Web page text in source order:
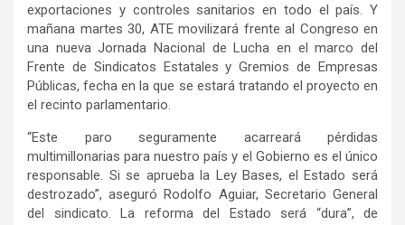
exportaciones y controles sanitarios en todo el país. Y
mañana martes 30, ATE movilizará frente al Congreso en
una nueva Jornada Nacional de Lucha en el marco del
Frente de Sindicatos Estatales y Gremios de Empresas
Públicas, fecha en la que se estará tratando el proyecto en
el recinto parlamentario.
“Este paro seguramente acarreará pérdidas
multimillonarias para nuestro país y el Gobierno es el único
responsable. Si se aprueba la Ley Bases, el Estado será
destrozado”, aseguró Rodolfo Aguiar, Secretario General
del sindicato. La reforma del Estado será “dura”, de